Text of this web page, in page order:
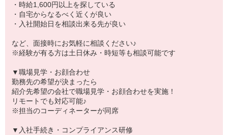
・時給1,600円以上を探している
・自宅からなるべく近くが良い
・入社開始日を相談出来る先が良い
など、面接時にお気軽に相談ください♪
※経験が有る方は土日休み・時短等も相談可能です
▼職場見学・お顔合わせ
勤務先の希望が決まったら
紹介先希望の会社で職場見学・お顔合わせを実施！
リモートでも対応可能♪
※担当のコーディネーターが同席
▼入社手続き・コンプライアンス研修